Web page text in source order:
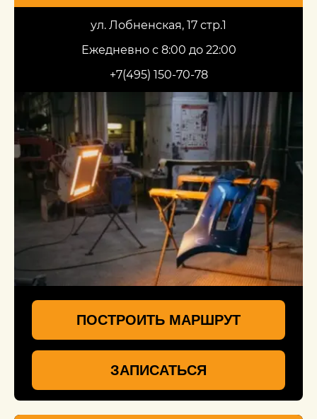
ул. Лобненская, 17 стр.1
Ежедневно с 8:00 до 22:00
+7(495) 150-70-78
ПОСТРОИТЬ МАРШРУТ
ЗАПИСАТЬСЯ